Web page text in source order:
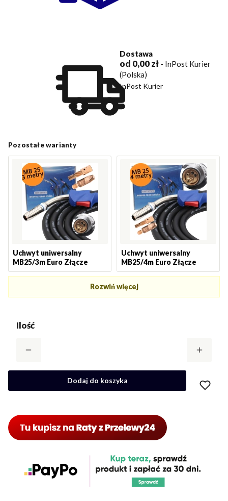
Pozostałe warianty
Uchwyt uniwersalny
MB25/3m Euro Złącze
Uchwyt uniwersalny
MB25/4m Euro Złącze
Rozwiń więcej
Dostawa
od 0,00 zł - InPost Kurier
(Polska)
InPost Kurier
Ilość
Dodaj do koszyka